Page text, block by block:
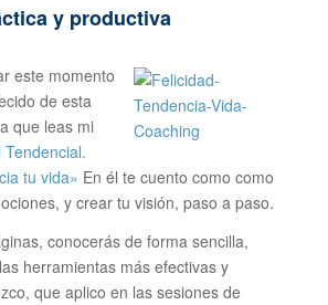
y productiva
este momento
de esta
que leas mi
tu vida» En él te cuento como como
y crear tu visión, paso a paso.
conocerás de forma sencilla,
herramientas más efectivas y
que aplico en las sesiones de